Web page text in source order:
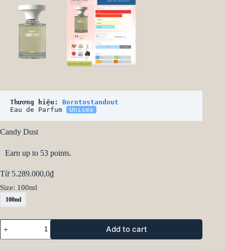
Thương hiệu: Borntostandout
Eau de Parfum
Unisex
Candy Dust
Earn up to 53 points.
Từ 5.289.000,0₫
Size: 100ml
100ml
Add to cart